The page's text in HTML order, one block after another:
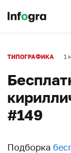
ТИПОГРАФИКА 1
#149
Подборка